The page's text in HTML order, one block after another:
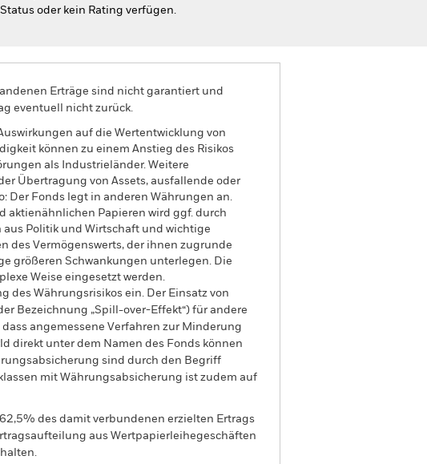
oder kein Rating verfügen.
Erträge sind nicht garantiert und
eventuell nicht zurück.
auf die Wertentwicklung von
können zu einem Anstieg des Risikos
als Industrieländer. Weitere
Übertragung von Assets, ausfallende oder
Der Fonds legt in anderen Währungen an.
aktienähnlichen Papieren wird ggf. durch
Politik und Wirtschaft und wichtige
des Vermögenswerts, der ihnen zugrunde
größeren Schwankungen unterlegen. Die
Weise eingesetzt werden.
des Währungsrisikos ein. Der Einsatz von
Bezeichnung „Spill-over-Effekt“) für andere
angemessene Verfahren zur Minderung
direkt unter dem Namen des Fonds können
sind durch den Begriff
mit Währungsabsicherung ist zudem auf
des damit verbundenen erzielten Ertrags
aus Wertpapierleihegeschäften